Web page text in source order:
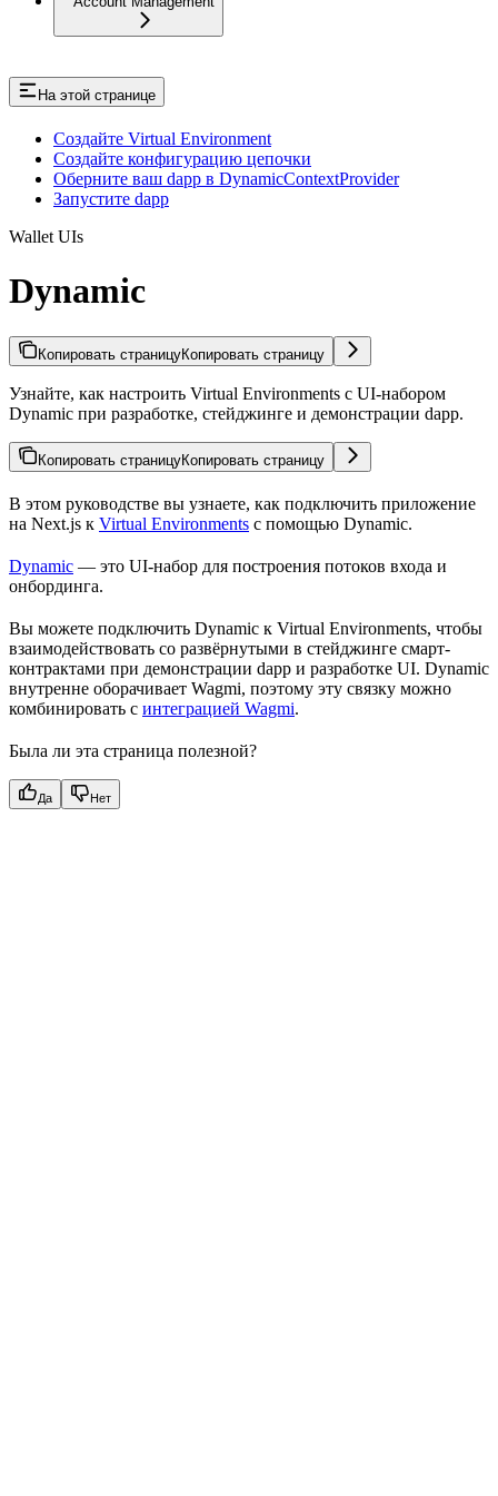
На этой странице
Создайте Virtual Environment
Создайте конфигурацию цепочки
Оберните ваш dapp в DynamicContextProvider
Запустите dapp
Wallet UIs
Dynamic
Копировать страницуКопировать страницу
Узнайте, как настроить Virtual Environments с UI-набором
Dynamic при разработке, стейджинге и демонстрации dapp.
Копировать страницуКопировать страницу
В этом руководстве вы узнаете, как подключить приложение
на Next.js к Virtual Environments с помощью Dynamic.
Dynamic — это UI-набор для построения потоков входа и
онбординга.
Вы можете подключить Dynamic к Virtual Environments, чтобы
взаимодействовать со развёрнутыми в стейджинге смарт-
контрактами при демонстрации dapp и разработке UI. Dynamic
внутренне оборачивает Wagmi, поэтому эту связку можно
комбинировать с интеграцией Wagmi.
Была ли эта страница полезной?
Да Нет